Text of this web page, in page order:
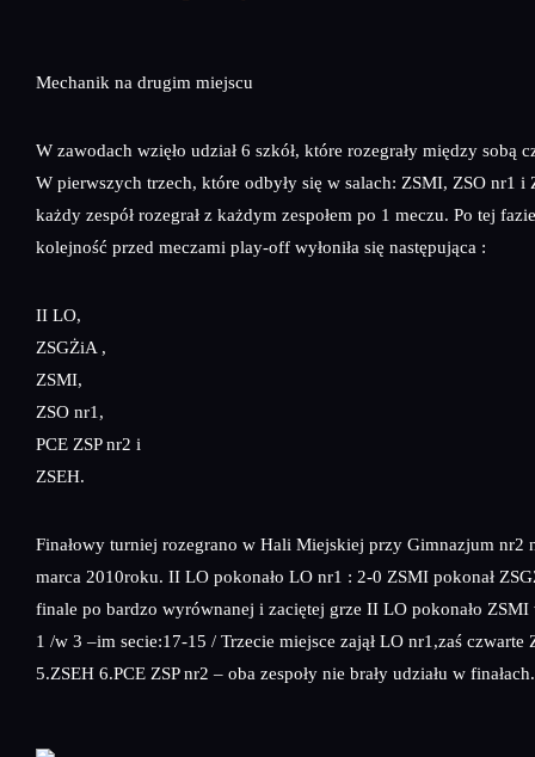
Mechanik na drugim miejscu
W zawodach wzięło udział 6 szkół, które rozegrały między sobą
W pierwszych trzech, które odbyły się w salach: ZSMI, ZSO nr1 i
każdy zespół rozegrał z każdym zespołem po 1 meczu. Po tej
kolejność przed meczami play-off wyłoniła się następująca :
II LO,
ZSGŻiA ,
ZSMI,
ZSO nr1,
PCE ZSP nr2 i
ZSEH.
Finałowy turniej rozegrano w Hali Miejskiej przy Gimnazjum nr2
marca 2010roku. II LO pokonało LO nr1 : 2-0 ZSMI pokonał
finale po bardzo wyrównanej i zaciętej grze II LO pokonało ZSMI
1 /w 3 –im secie:17-15 / Trzecie miejsce zajął LO nr1,zaś czwarte
5.ZSEH 6.PCE ZSP nr2 – oba zespoły nie brały udziału w finałach.